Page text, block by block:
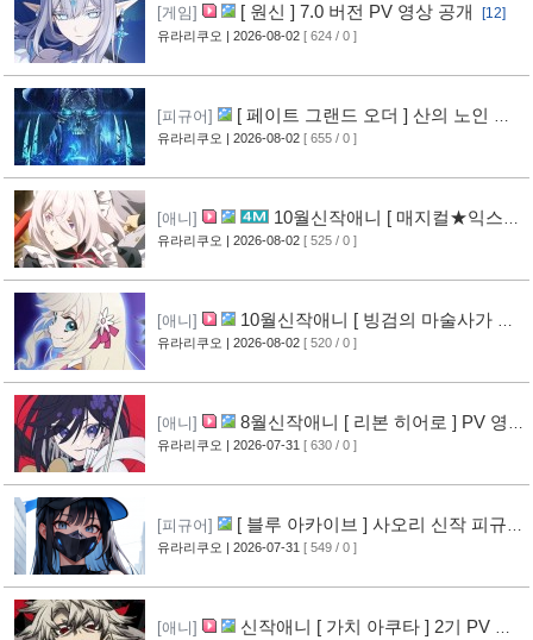
[게임] [ 원신 ] 7.0 버전 PV 영상 공개 [12]
유라리쿠오 | 2026-08-02 [ 624 / 0 ]
[피규어]
[ 페이트 그랜드 오더 ] 산의 노인 신
작 피규어 공개 [17]
유라리쿠오 | 2026-08-02 [ 655 / 0 ]
[애니]
10월신작애니 [ 매지컬★익스플
로러 ] PV 영상 공개 [12]
유라리쿠오 | 2026-08-02 [ 525 / 0 ]
[애니]
10월신작애니 [ 빙검의 마술사가 세
계를 다스린다 ] 2기 PV 영상 공개
유라리쿠오 | 2026-08-02 [ 520 / 0 ]
[애니]
8월신작애니 [ 리본 히어로 ] PV 영
상 공개
[11]
유라리쿠오 | 2026-07-31 [ 630 / 0 ]
[피규어]
[ 블루 아카이브 ] 사오리 신작 피규어
공개 [10]
유라리쿠오 | 2026-07-31 [ 549 / 0 ]
[애니] 신작애니 [ 가치 아쿠타 ] 2기 PV 영